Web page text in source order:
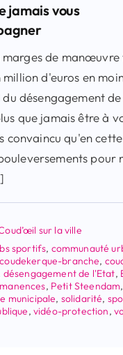
jamais vous
marges de manœuvre
million d'euros en
désengagement
que jamais être à
convaincu qu'en
pour
sur la ville
sportifs, communauté
coudekerque-branche,
désengagement de l'Etat,
, Petit Steendam,
municipale, solidarité,
, vidéo-protection,